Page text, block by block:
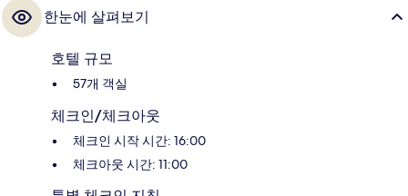
한눈에 살펴보기
호텔 규모
57개 객실
체크인/체크아웃
체크인 시작 시간: 16:00
체크아웃 시간: 11:00